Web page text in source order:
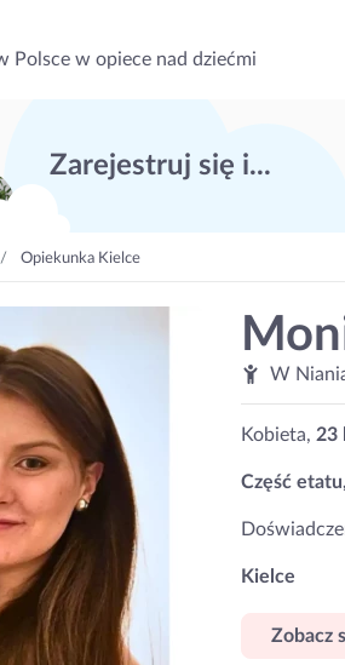
Polsce w opiece nad dziećmi
Zarejestruj się i...
Opiekunka Kielce
W
Kobieta, 23
Część
Kielce
Zobacz